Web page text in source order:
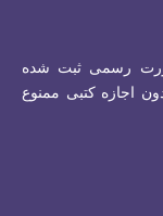
با شماره ثبت 507882 به‌صورت رسمی ثبت شده
اجازه کتبی ممنوع